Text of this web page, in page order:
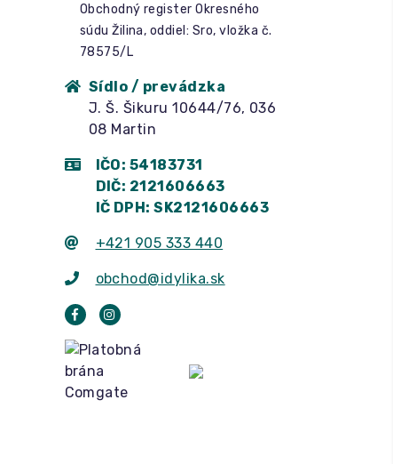
Obchodný register Okresného
súdu Žilina, oddiel: Sro, vložka č.
78575/L
Sídlo / prevádzka
J. Š. Šikuru 10644/76, 036
08 Martin
IČO: 54183731
DIČ: 2121606663
IČ DPH: SK2121606663
+421 905 333 440
obchod@idylika.sk